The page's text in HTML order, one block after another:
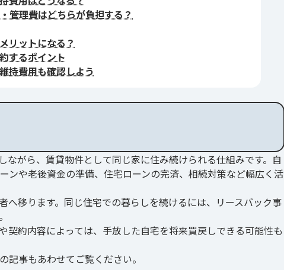
管理費はどちらが負担する？
リットになる？
するポイント
持費用も確認しよう
ながら、賃貸物件として同じ家に住み続けられる仕組みです。自
ンや老後資金の準備、住宅ローンの完済、相続対策など幅広く活
移ります。同じ住宅での暮らしを続けるには、リースバック事
約内容によっては、手放した自宅を将来買戻しできる可能性も
事もあわせてご覧ください。